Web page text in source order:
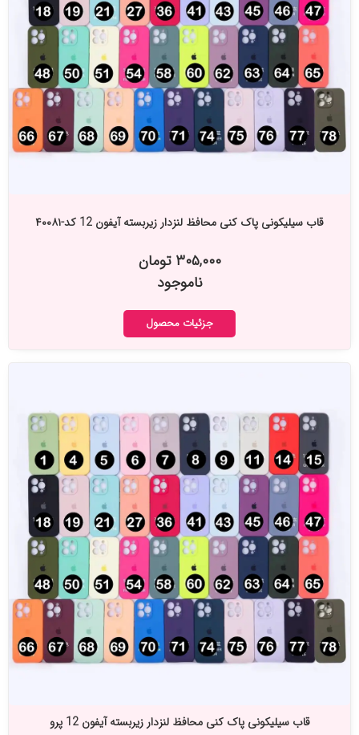
قاب سیلیکونی پاک کنی محافظ لنزدار زیربسته آیفون 12 کد-۴۰۰۸۱
۳۰۵,۰۰۰ تومان
ناموجود
جزئیات محصول
قاب سیلیکونی پاک کنی محافظ لنزدار زیربسته آیفون 12 پرو